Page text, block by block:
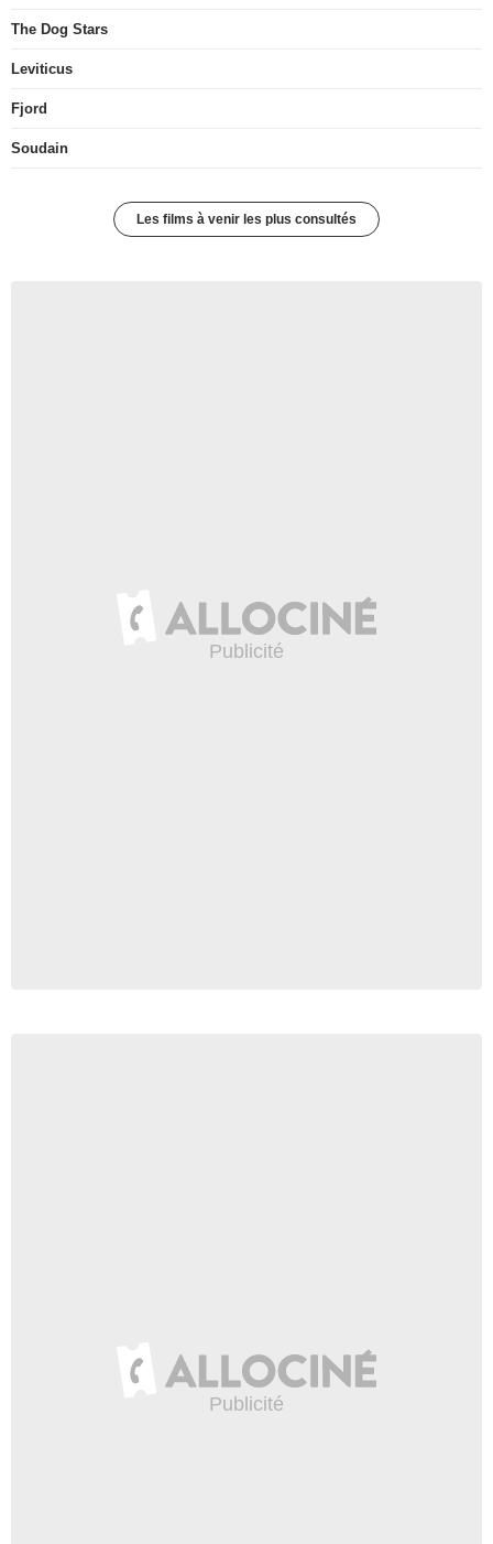
The Dog Stars
Leviticus
Fjord
Soudain
Les films à venir les plus consultés